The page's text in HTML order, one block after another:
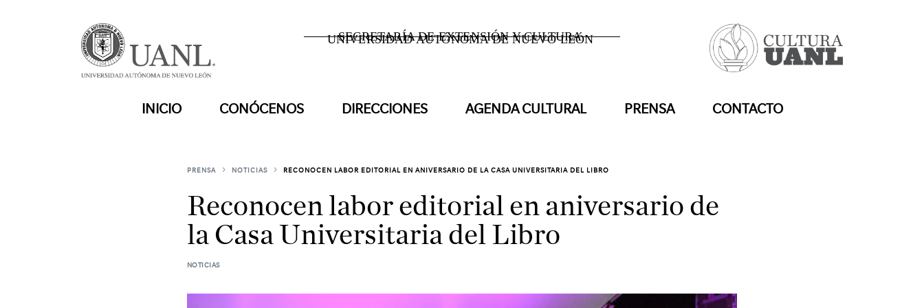
UNIVERSIDAD AUTÓNOMA DE NUEVO LEÓN
SECRETARÍA DE EXTENSIÓN Y CULTURA
INICIO CONÓCENOS DIRECCIONES AGENDA CULTURAL PRENSA CONTACTO
PRENSA NOTICIAS RECONOCEN LABOR EDITORIAL EN ANIVERSARIO DE LA CASA UNIVERSITARIA DEL LIBRO
Reconocen labor editorial en aniversario de
la Casa Universitaria del Libro
NOTICIAS